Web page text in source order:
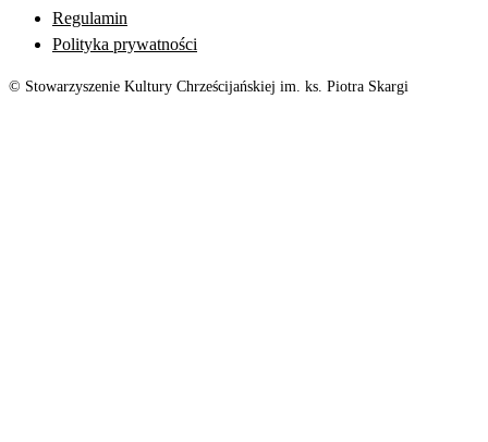
Regulamin
Polityka prywatności
© Stowarzyszenie Kultury Chrześcijańskiej im. ks. Piotra Skargi